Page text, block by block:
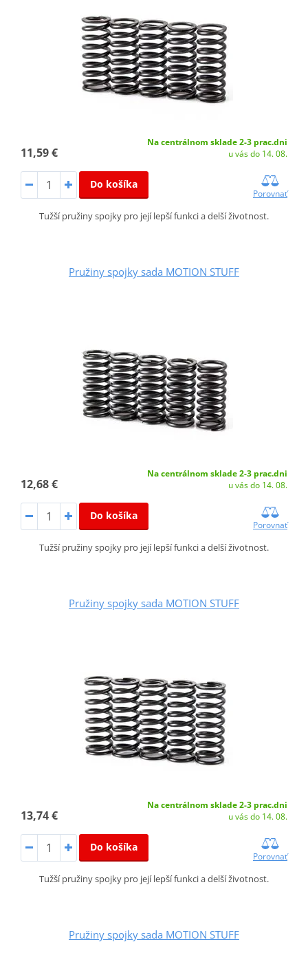
11,59 €
Na centrálnom sklade 2-3 prac.dni
u vás do 14. 08.
Do košíka
Porovnať
Tužší pružiny spojky pro její lepší funkci a delší životnost.
Pružiny spojky sada MOTION STUFF
12,68 €
Na centrálnom sklade 2-3 prac.dni
u vás do 14. 08.
Do košíka
Porovnať
Tužší pružiny spojky pro její lepší funkci a delší životnost.
Pružiny spojky sada MOTION STUFF
13,74 €
Na centrálnom sklade 2-3 prac.dni
u vás do 14. 08.
Do košíka
Porovnať
Tužší pružiny spojky pro její lepší funkci a delší životnost.
Pružiny spojky sada MOTION STUFF